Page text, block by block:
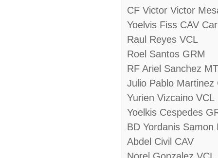
CF Victor Victor
Yoelvis Fiss CAV
Raul Reyes VCL
Roel Santos GRM
RF Ariel Sanchez
Julio Pablo Martinez
Yurien Vizcaino VCL
Yoelkis Cespedes
BD Yordanis Samon
Abdel Civil CAV